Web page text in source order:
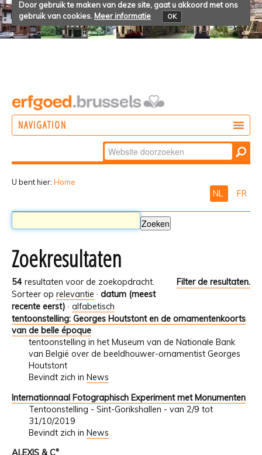
Door gebruik te maken van deze site, gaat u akkoord met ons
gebruik van cookies. Meer informatie OK
NAVIGATION
Zoek
Geavanceerd
U bent hier: Home
NL FR
Zoekresultaten
54 resultaten voor de zoekopdracht.
Filter de resultaten.
Sorteer op relevantie · datum (meest
recente eerst) · alfabetisch
tentoonstelling: Georges Houtstont en de ornamentenkoorts
van de belle époque
tentoonstelling in het Museum van de Nationale Bank
van België over de beeldhouwer-ornamentist Georges
Houtstont
Bevindt zich in News
Internationnaal Fotographisch Experiment met Monumenten
Tentoonstelling - Sint-Gorikshallen - van 2/9 tot
31/10/2019
Bevindt zich in News
ALEXIS & C°